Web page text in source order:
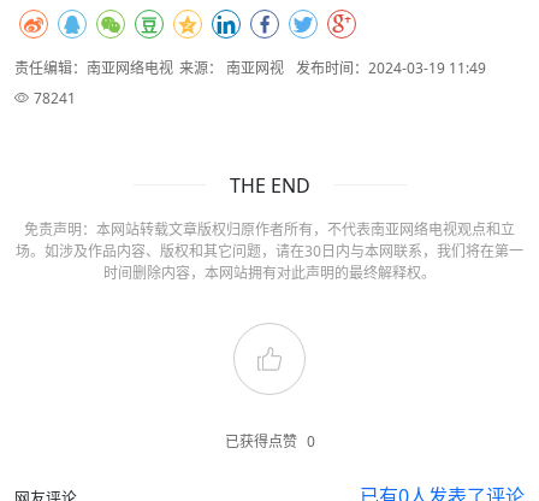
责任编辑：南亚网络电视 来源： 南亚网视 发布时间：2024-03-19 11:49
78241
THE END
免责声明：本网站转载文章版权归原作者所有，不代表南亚网络电视观点和立
场。如涉及作品内容、版权和其它问题，请在30日内与本网联系，我们将在第一
时间删除内容，本网站拥有对此声明的最终解释权。
已获得点赞 0